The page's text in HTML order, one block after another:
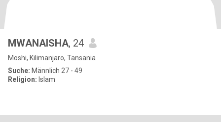
MWANAISHA, 24
Moshi, Kilimanjaro, Tansania
Suche: Männlich 27 - 49
Religion: Islam